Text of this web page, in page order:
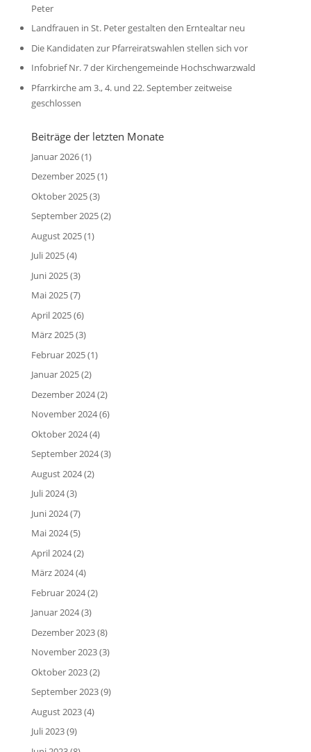
Peter
Landfrauen in St. Peter gestalten den Erntealtar neu
Die Kandidaten zur Pfarreiratswahlen stellen sich vor
Infobrief Nr. 7 der Kirchengemeinde Hochschwarzwald
Pfarrkirche am 3., 4. und 22. September zeitweise
geschlossen
Beiträge der letzten Monate
Januar 2026(1)
Dezember 2025(1)
Oktober 2025(3)
September 2025(2)
August 2025(1)
Juli 2025(4)
Juni 2025(3)
Mai 2025(7)
April 2025(6)
März 2025(3)
Februar 2025(1)
Januar 2025(2)
Dezember 2024(2)
November 2024(6)
Oktober 2024(4)
September 2024(3)
August 2024(2)
Juli 2024(3)
Juni 2024(7)
Mai 2024(5)
April 2024(2)
März 2024(4)
Februar 2024(2)
Januar 2024(3)
Dezember 2023(8)
November 2023(3)
Oktober 2023(2)
September 2023(9)
August 2023(4)
Juli 2023(9)